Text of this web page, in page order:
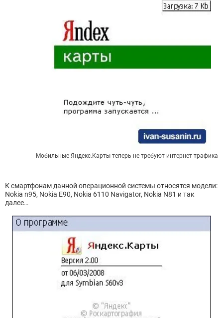
Мобильные Яндекс.Карты теперь не требуют интернет-трафика
К смартфонам данной операционной системы относятся модели:
Nokia n95, Nokia E90, Nokia 6110 Navigator, Nokia N81 и так
далее…